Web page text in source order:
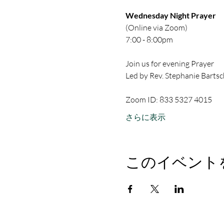
Wednesday Night Prayer
(Online via Zoom)
7:00 - 8:00pm
Join us for evening Prayer
Led by Rev. Stephanie
Zoom ID: 833 5327 4015
さらに表示
このイベント